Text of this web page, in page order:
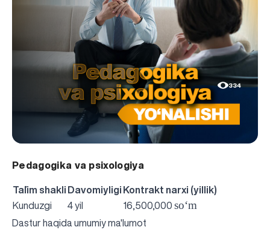
334
Pedagogika va psixologiya
Ta`lim shakli Davomiyligi Kontrakt narxi (yillik)
Kunduzgi
4 yil 16,500,000 so‘m
Dastur haqida umumiy ma'lumot